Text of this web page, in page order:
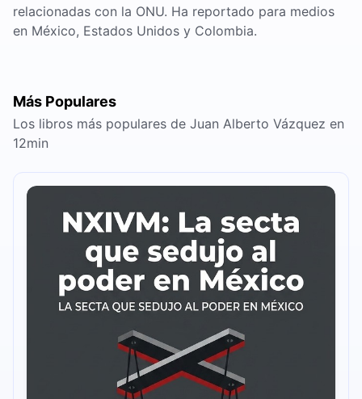
relacionadas con la ONU. Ha reportado para medios
en México, Estados Unidos y Colombia.
Más Populares
Los libros más populares de Juan Alberto Vázquez en
12min